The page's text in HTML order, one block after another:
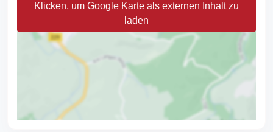
Klicken, um Google Karte als externen Inhalt zu
laden